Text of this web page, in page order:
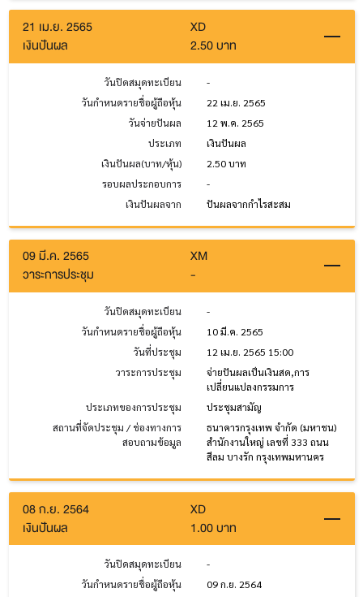
21 เม.ย. 2565
XD
เงินปันผล
2.50 บาท
วันปิดสมุดทะเบียน
-
วันกำหนดรายชื่อผู้ถือหุ้น
22 เม.ย. 2565
วันจ่ายปันผล
12 พ.ค. 2565
ประเภท
เงินปันผล
เงินปันผล(บาท/หุ้น)
2.50 บาท
รอบผลประกอบการ
-
เงินปันผลจาก
ปันผลจากกำไรสะสม
09 มี.ค. 2565
XM
วาระการประชุม
-
วันปิดสมุดทะเบียน
-
วันกำหนดรายชื่อผู้ถือหุ้น
10 มี.ค. 2565
วันที่ประชุม
12 เม.ย. 2565 15:00
วาระการประชุม
จ่ายปันผลเป็นเงินสด,การ
เปลี่ยนแปลงกรรมการ
ประเภทของการประชุม
ประชุมสามัญ
สถานที่จัดประชุม / ช่องทางการ
สอบถามข้อมูล
ธนาคารกรุงเทพ จำกัด (มหาชน)
สำนักงานใหญ่ เลขที่ 333 ถนน
สีลม บางรัก กรุงเทพมหานคร
08 ก.ย. 2564
XD
เงินปันผล
1.00 บาท
วันปิดสมุดทะเบียน
-
วันกำหนดรายชื่อผู้ถือหุ้น
09 ก.ย. 2564